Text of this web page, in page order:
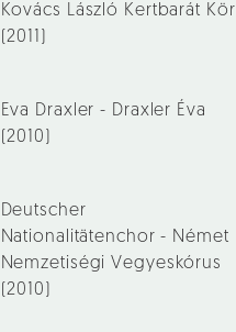
Kovács László Kertbarát Kör
(2011)
Eva Draxler - Draxler Éva
(2010)
Deutscher
Nationalitätenchor - Német
Nemzetiségi Vegyeskórus
(2010)